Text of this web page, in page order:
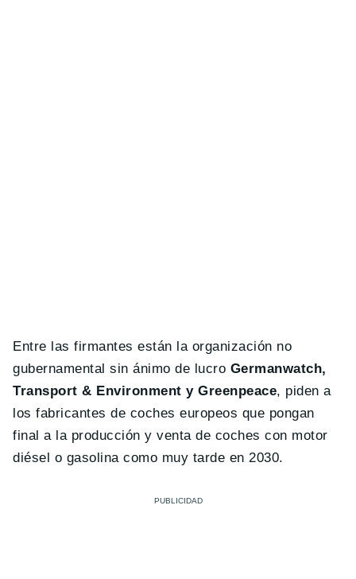
Entre las firmantes están la organización no
gubernamental sin ánimo de lucro Germanwatch,
Transport & Environment y Greenpeace, piden a
los fabricantes de coches europeos que pongan
final a la producción y venta de coches con motor
diésel o gasolina como muy tarde en 2030.